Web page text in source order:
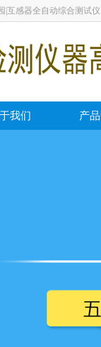
|互感器全自动综合测试
我们 产